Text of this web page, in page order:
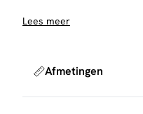
De smoke grey lichtbron
Lichtkleur: 2700K
Lumen: 200 lm
Lees meer
Afmetingen